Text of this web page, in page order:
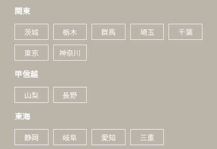
関東
茨城 栃木 群馬 埼玉 千葉
東京 神奈川
甲信越
山梨 長野
東海
静岡 岐阜 愛知 三重